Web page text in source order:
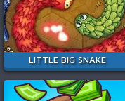
LITTLE BIG SNAKE